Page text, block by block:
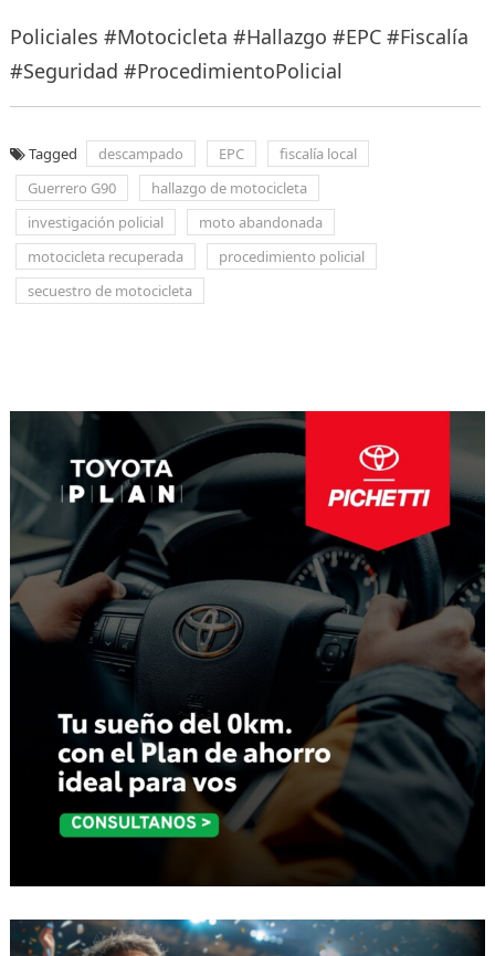
Policiales #Motocicleta #Hallazgo #EPC #Fiscalía
#Seguridad #ProcedimientoPolicial
Tagged descampado EPC
fiscalía local
Guerrero G90
hallazgo de motocicleta
investigación policial
moto abandonada
motocicleta recuperada
procedimiento policial
secuestro de motocicleta
entradas